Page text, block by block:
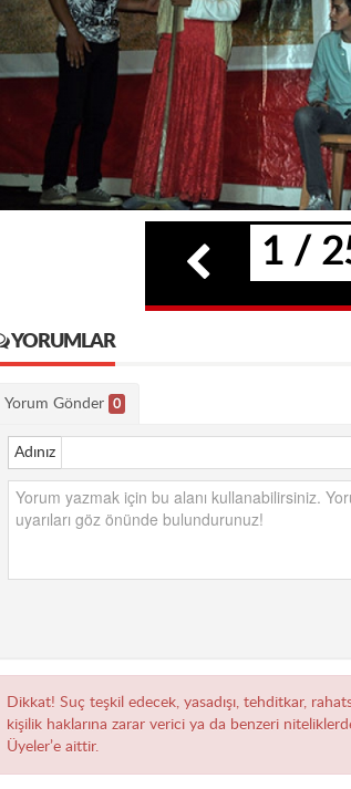
1 /
YORUMLAR
Yorum Gönder 0
Adınız
Dikkat! Suç teşkil edecek, yasadışı, tehditkar,
kişilik haklarına zarar verici ya da benzeri
Üyeler’e aittir.